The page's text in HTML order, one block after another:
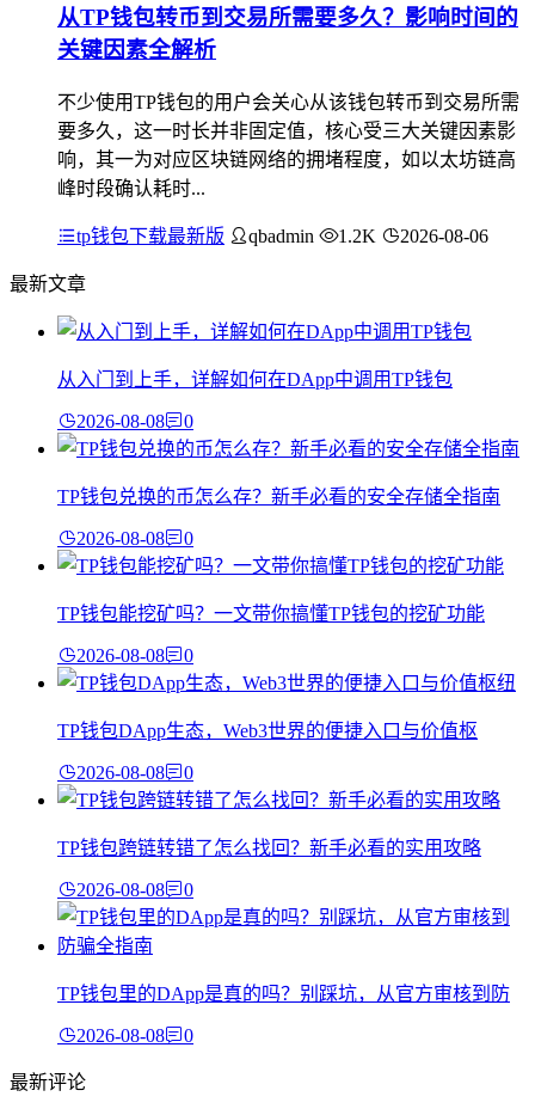
从TP钱包转币到交易所需要多久？影响时间的
关键因素全解析
不少使用TP钱包的用户会关心从该钱包转币到交易所需
要多久，这一时长并非固定值，核心受三大关键因素影
响，其一为对应区块链网络的拥堵程度，如以太坊链高
峰时段确认耗时...
tp钱包下载最新版 qbadmin 1.2K 2026-08-06
最新文章
从入门到上手，详解如何在DApp中调用TP钱包
2026-08-08 0
TP钱包兑换的币怎么存？新手必看的安全存储全指南
2026-08-08 0
TP钱包能挖矿吗？一文带你搞懂TP钱包的挖矿功能
2026-08-08 0
TP钱包DApp生态，Web3世界的便捷入口与价值枢
2026-08-08 0
TP钱包跨链转错了怎么找回？新手必看的实用攻略
2026-08-08 0
TP钱包里的DApp是真的吗？别踩坑，从官方审核到防
2026-08-08 0
最新评论